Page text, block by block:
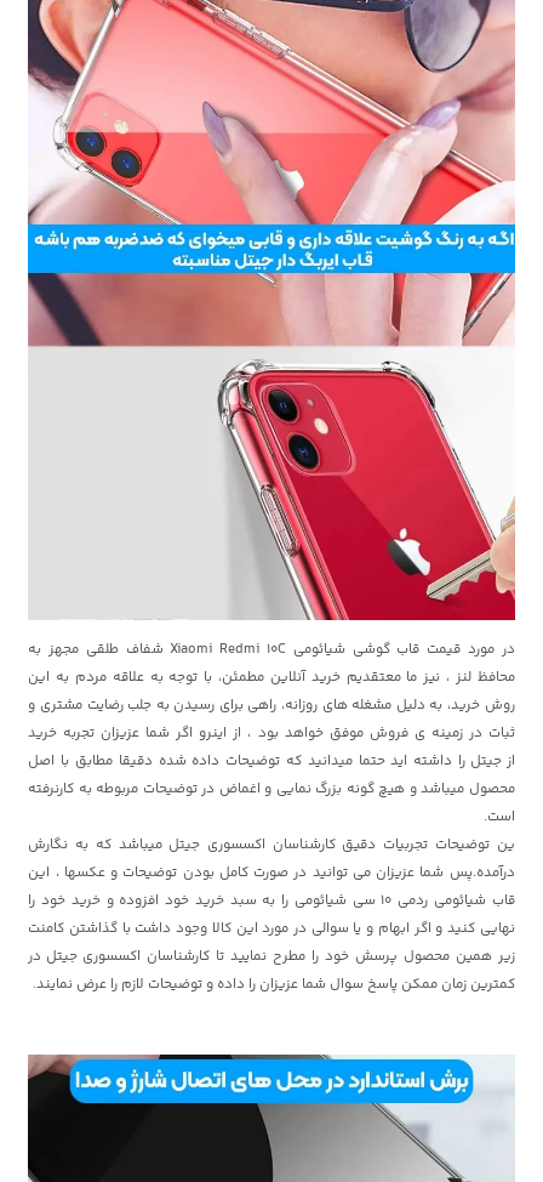
در مورد قیمت قاب گوشی شیائومی Xiaomi Redmi 10C شفاف طلقی مجهز به
محافظ لنز ، نیز ما معتقدیم خرید آنلاین مطمئن، با توجه به علاقه مردم به این
روش خرید، به دلیل مشغله های روزانه، راهی برای رسیدن به جلب رضایت مشتری و
ثبات در زمینه ی فروش موفق خواهد بود ، از اینرو اگر شما عزیزان تجربه خرید
از جیتل را داشته اید حتما میدانید که توضیحات داده شده دقیقا مطابق با اصل
محصول میباشد و هیچ گونه بزرگ نمایی و اغماض در توضیحات مربوطه به کارنرفته
است.
ین توضیحات تجربیات دقیق کارشناسان اکسسوری جیتل میباشد که به نگارش
درآمده.پس شما عزیزان می توانید در صورت کامل بودن توضیحات و عکسها ، این
قاب شیائومی ردمی 10 سی شیائومی را به سبد خرید خود افزوده و خرید خود را
نهایی کنید و اگر ابهام و یا سوالی در مورد این کالا وجود داشت با گذاشتن کامنت
زیر همین محصول پرسش خود را مطرح نمایید تا کارشناسان اکسسوری جیتل در
کمترین زمان ممکن پاسخ سوال شما عزیزان را داده و توضیحات لازم را عرض نمایند.